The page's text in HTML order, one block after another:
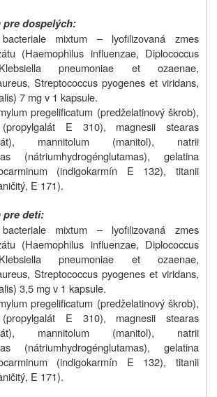
pre dospelých:
mixtum – lyofilizovaná zmes
(Haemophilus influenzae, Diplococcus
pneumoniae et ozaenae,
Streptococcus pyogenes et viridans,
7 mg v 1 kapsule.
pregelificatum (predželatinový škrob),
E 310), magnesii stearas
mannitolum (manitol), natrii
(nátriumhydrogénglutamas), gelatina
(indigokarmín E 132), titanii
E 171).
pre deti:
mixtum – lyofilizovaná zmes
(Haemophilus influenzae, Diplococcus
pneumoniae et ozaenae,
Streptococcus pyogenes et viridans,
3,5 mg v 1 kapsule.
pregelificatum (predželatinový škrob),
E 310), magnesii stearas
mannitolum (manitol), natrii
(nátriumhydrogénglutamas), gelatina
(indigokarmín E 132), titanii
E 171).